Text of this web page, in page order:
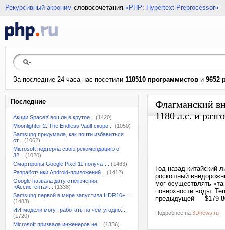
Рекурсивный акроним словосочетания «PHP: Hypertext Preprocessor»
За последние 24 часа нас посетили 118510 программистов и 9652
Последние
Акции SpaceX вошли в крутое...
(1420)
Moonlighter 2: The Endless Vault скоро...
(1050)
Samsung придумала, как почти избавиться
от...
(1062)
Microsoft подтёрла свою рекомендацию о
32...
(1020)
Смартфоны Google Pixel 11 получат...
(1463)
Разработчики Android-приложений...
(1412)
Google назвала дату отключения
«Ассистента»...
(1338)
Samsung первой в мире запустила HDR10+...
(1483)
ИИ-модели могут работать на чём угодно:...
(1720)
Microsoft призвала инженеров не...
(1336)
Флагманский
1180 л.с. и
Год назад китайский
роскошный
мог осуществлять
поверхности воды.
предыдущей — $179
Подробнее на 3Dnews.ru